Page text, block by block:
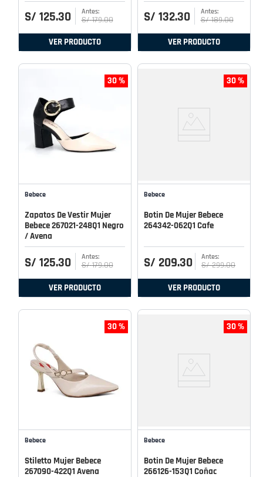
S/ 125.30 S/ 179.00
VER PRODUCTO
S/ 132.30 S/ 189.00
VER PRODUCTO
30 %
Bebece
Zapatos De Vestir Mujer
Bebece 267021-248Q1 Negro
/ Avena
S/ 125.30 S/ 179.00
VER PRODUCTO
30 %
Bebece
Botin De Mujer Bebece
264342-062Q1 Cafe
S/ 209.30 S/ 299.00
VER PRODUCTO
30 %
Bebece
Stiletto Mujer Bebece
267090-422Q1 Avena
30 %
Bebece
Botin De Mujer Bebece
266126-153Q1 Coñac